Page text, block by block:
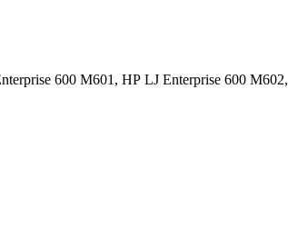
600 M601, HP LJ Enterprise 600 M602,